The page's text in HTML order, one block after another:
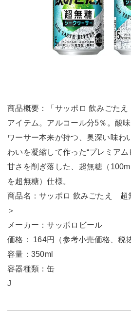
商品概要：「サッポロ 飲みごた
アイテム。アルコール分5％。酸
ワーサー本来が持つ、奥深い味わ
わいを凝縮して作った“プレミアム
甘さを削ぎ落した、超無糖（
を超無糖）仕様。
商品名：サッポロ 飲みごたえ 超
＞
メーカー：サッポロビール
価格： 164円（参考小売価格、税
容量：350ml
容器種類：缶
J